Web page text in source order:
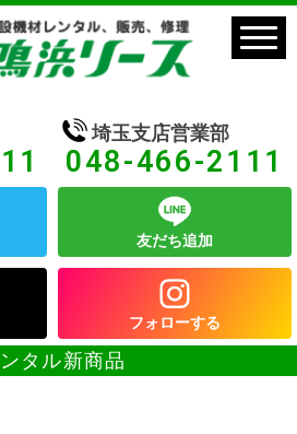
埼玉支店営業部
048-466-2111
友だち追加
フォローする
タル新商品